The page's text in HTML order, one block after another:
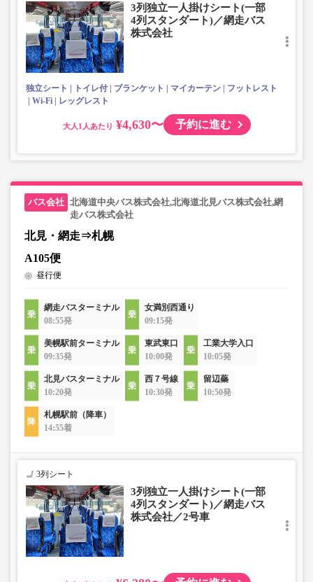
3列独立一人掛けシート(一部
4列スタンダート)／網走バス
株式会社
独立シート トイレ付 ブランケット マイカーテン
フットレスト
Wi-Fi
レッグレスト
大人 ¥4,630〜 予約に進む
北海道中央バス株式会社,北海道北見バス株式会社,網
走バス株式会社
北見・網走⇒札幌
A105便
昼行便
網走バスターミナル
08:55発
女満別西通り
09:15発
美幌駅前ターミナル
09:35発
東武東口
10:00発
工業大学入口
10:05発
北見バスターミナル
10:20発
西７号線
10:30発
留辺蘂
10:50発
札幌駅前（降車）
14:55着
3列シート
3列独立一人掛けシート(一部
4列スタンダート)／網走バス
株式会社／2号車